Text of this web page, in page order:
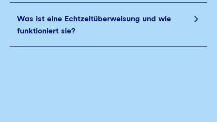
Was ist eine Echtzeitüberweisung und wie
funktioniert sie?